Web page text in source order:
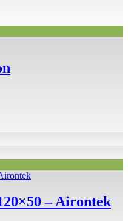
– Airontek